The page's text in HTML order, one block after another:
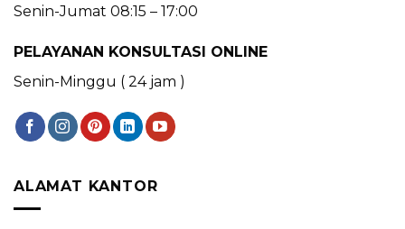
Senin-Jumat 08:15 – 17:00
PELAYANAN KONSULTASI ONLINE
Senin-Minggu ( 24 jam )
ALAMAT KANTOR